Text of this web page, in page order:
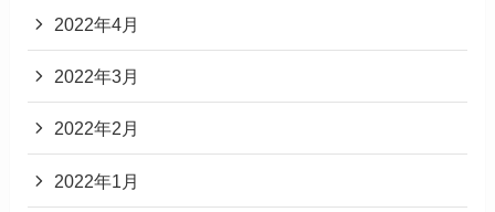
2022年4月
2022年3月
2022年2月
2022年1月